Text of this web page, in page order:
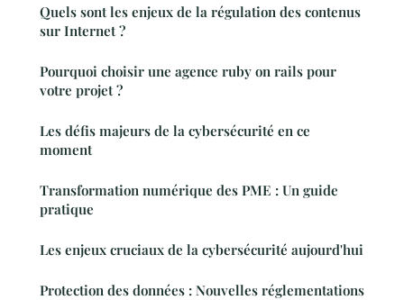
Quels sont les enjeux de la régulation des contenus
sur Internet ?
Pourquoi choisir une agence ruby on rails pour
votre projet ?
Les défis majeurs de la cybersécurité en ce
moment
Transformation numérique des PME : Un guide
pratique
Les enjeux cruciaux de la cybersécurité aujourd'hui
Protection des données : Nouvelles réglementations